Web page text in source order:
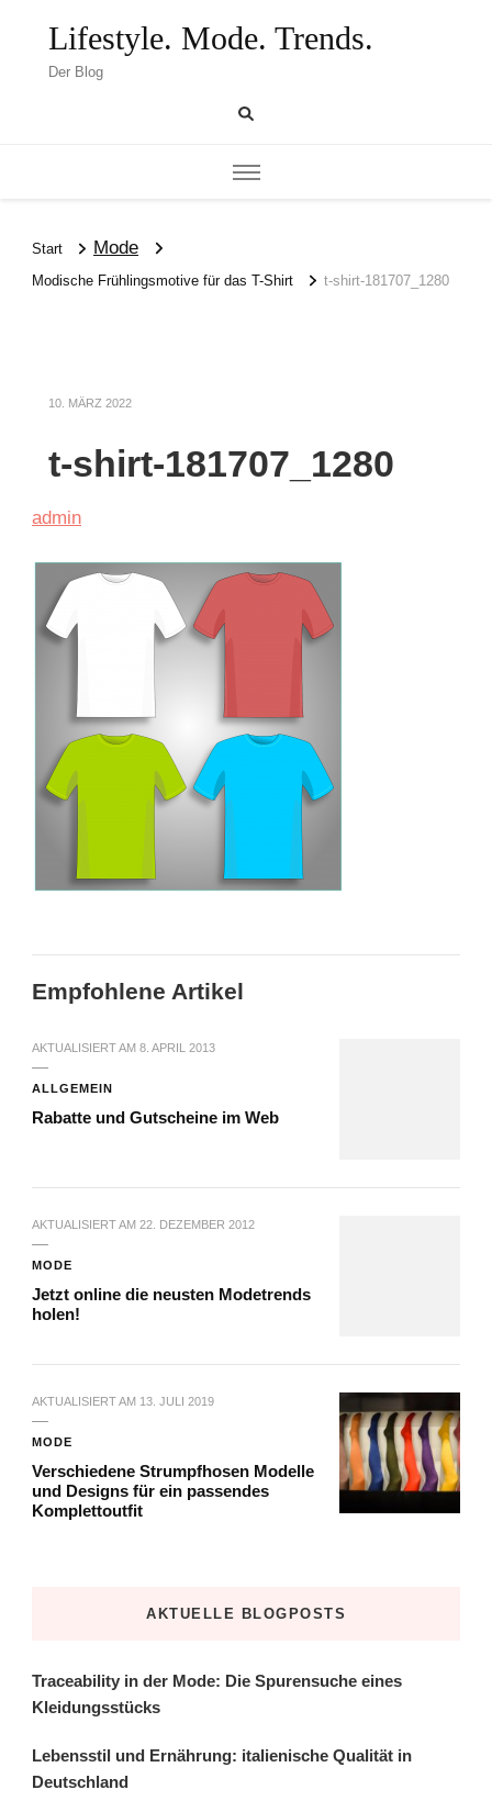
Lifestyle. Mode. Trends.
Der Blog
Start Mode
Modische Frühlingsmotive für das T-Shirt t-shirt-181707_1280
10. MÄRZ 2022
t-shirt-181707_1280
admin
Empfohlene Artikel
AKTUALISIERT AM 8. APRIL 2013
ALLGEMEIN
Rabatte und Gutscheine im Web
AKTUALISIERT AM 22. DEZEMBER 2012
MODE
Jetzt online die neusten Modetrends
holen!
AKTUALISIERT AM 13. JULI 2019
MODE
Verschiedene Strumpfhosen Modelle
und Designs für ein passendes
Komplettoutfit
AKTUELLE BLOGPOSTS
Traceability in der Mode: Die Spurensuche eines
Kleidungsstücks
Lebensstil und Ernährung: italienische Qualität in
Deutschland